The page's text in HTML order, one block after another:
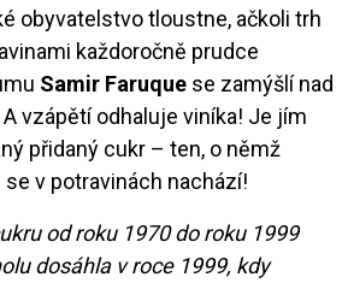
obyvatelstvo tloustne, ačkoli trh
každoročně prudce
Samir Faruque se zamýšlí nad
vzápětí odhaluje viníka! Je jím
přidaný cukr – ten, o němž
v potravinách nachází!
od roku 1970 do roku 1999
dosáhla v roce 1999, kdy